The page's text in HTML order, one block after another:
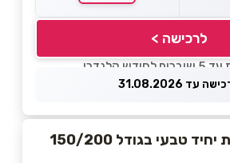
לרכישה >
קלנדרי
עד 31.08.2026
טבעי בגודל 150/200